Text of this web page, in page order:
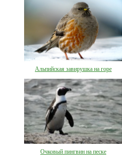
Альпийская завирушка на горе
Очковый пингвин на песке